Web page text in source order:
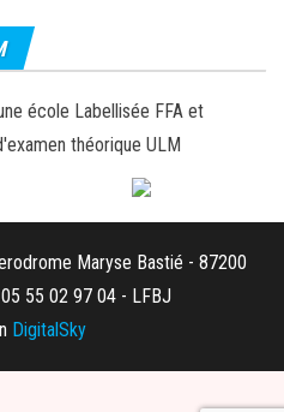
école Labellisée FFA et
théorique ULM
Maryse Bastié - 87200
55 02 97 04 - LFBJ
DigitalSky